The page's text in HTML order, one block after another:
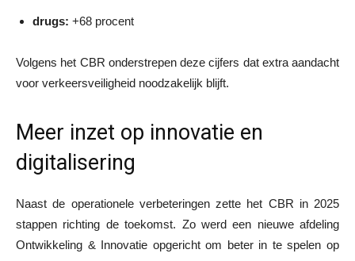
drugs: +68 procent
Volgens het CBR onderstrepen deze cijfers dat extra aandacht
voor verkeersveiligheid noodzakelijk blijft.
Meer inzet op innovatie en
digitalisering
Naast de operationele verbeteringen zette het CBR in 2025
stappen richting de toekomst. Zo werd een nieuwe afdeling
Ontwikkeling & Innovatie opgericht om beter in te spelen op